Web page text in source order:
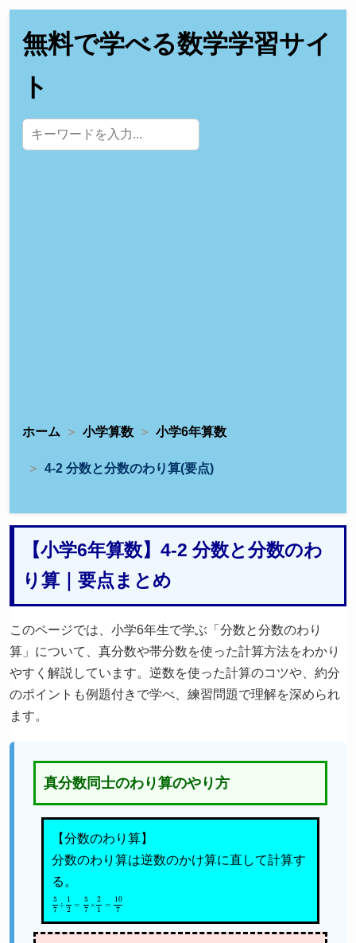
無料で学べる数学学習サイ
ト
サイト内検索
ホーム 小学算数 小学6年算数
4-2 分数と分数のわり算(要点)
【小学6年算数】4-2 分数と分数のわ
り算｜要点まとめ
このページでは、小学6年生で学ぶ「分数と分数のわり
算」について、真分数や帯分数を使った計算方法をわかり
やすく解説しています。逆数を使った計算のコツや、約分
のポイントも例題付きで学べ、練習問題で理解を深められ
ます。
真分数同士のわり算のやり方
【分数のわり算】
分数のわり算は逆数のかけ算に直して計算す
る。
57 1 7 21 107